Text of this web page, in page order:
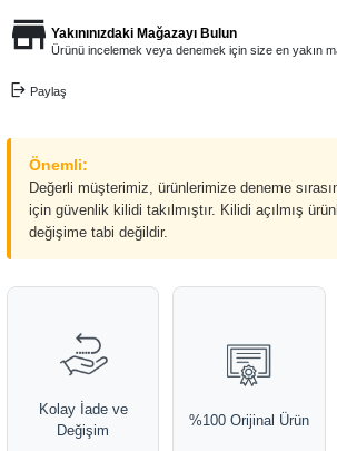
Yakınınızdaki Mağazayı Bulun
Ürünü incelemek veya denemek için size en yakın
Paylaş
Önemli:
Değerli müşterimiz, ürünlerimize deneme
için güvenlik kilidi takılmıştır. Kilidi açılmış
değişime tabi değildir.
Kolay İade ve
Değişim
%100 Orijinal Ürün